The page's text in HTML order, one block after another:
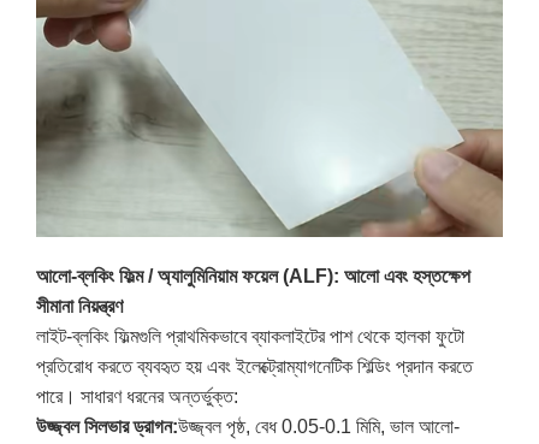
আলো-ব্লকিং ফিল্ম / অ্যালুমিনিয়াম ফয়েল (ALF): আলো এবং হস্তক্ষেপ
সীমানা নিয়ন্ত্রণ
লাইট-ব্লকিং ফিল্মগুলি প্রাথমিকভাবে ব্যাকলাইটের পাশ থেকে হালকা ফুটো
প্রতিরোধ করতে ব্যবহৃত হয় এবং ইলেক্ট্রোম্যাগনেটিক শিল্ডিং প্রদান করতে
পারে। সাধারণ ধরনের অন্তর্ভুক্ত:
উজ্জ্বল সিলভার ড্রাগন:উজ্জ্বল পৃষ্ঠ, বেধ 0.05-0.1 মিমি, ভাল আলো-